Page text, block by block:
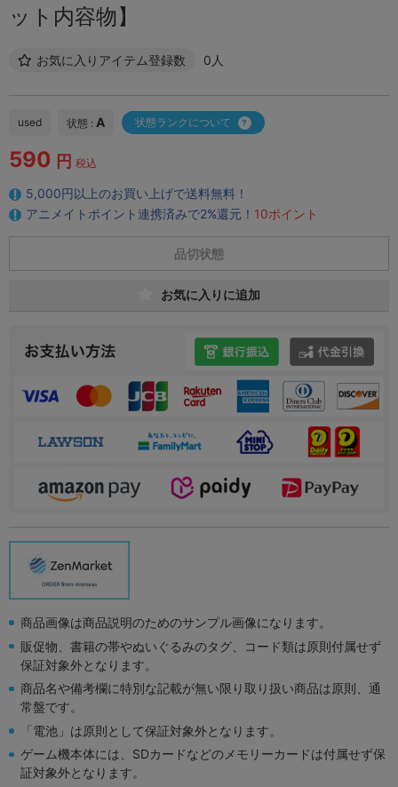
ット内容物】
お気に入りアイテム登録数 0人
used 状態 : A 状態ランクについて
590 円 税込
5,000円以上のお買い上げで送料無料！
アニメイトポイント連携済みで2%還元！ 10ポイント
品切状態
お気に入りに追加
商品画像は商品説明のためのサンプル画像になります。
販促物、書籍の帯やぬいぐるみのタグ、コード類は原則付属せず
保証対象外となります。
商品名や備考欄に特別な記載が無い限り取り扱い商品は原則、通
常盤です。
「電池」は原則として保証対象外となります。
ゲーム機本体には、SDカードなどのメモリーカードは付属せず保
証対象外となります。